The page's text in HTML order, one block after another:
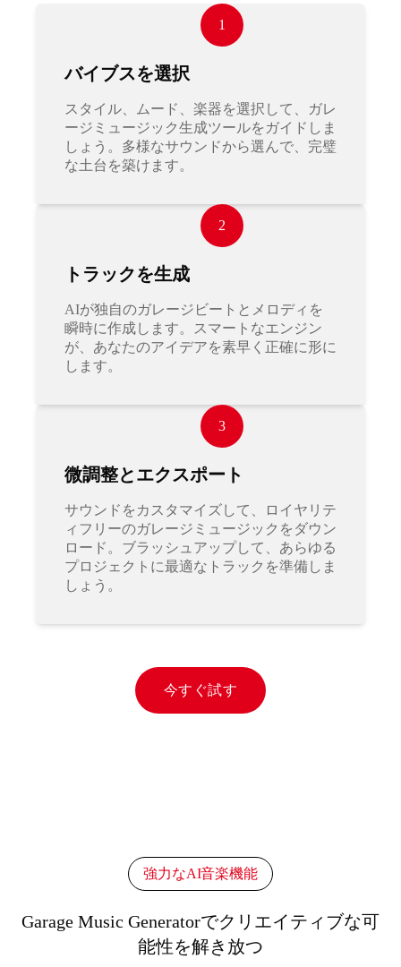
1
バイブスを選択
スタイル、ムード、楽器を選択して、ガレ
ージミュージック生成ツールをガイドしま
しょう。多様なサウンドから選んで、完璧
な土台を築けます。
2
トラックを生成
AIが独自のガレージビートとメロディを
瞬時に作成します。スマートなエンジン
が、あなたのアイデアを素早く正確に形に
します。
3
微調整とエクスポート
サウンドをカスタマイズして、ロイヤリテ
ィフリーのガレージミュージックをダウン
ロード。ブラッシュアップして、あらゆる
プロジェクトに最適なトラックを準備しま
しょう。
今すぐ試す
強力なAI音楽機能
Garage Music Generatorでクリエイティブな可
能性を解き放つ